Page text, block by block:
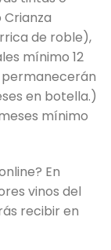
Crianza
de roble),
mínimo 12
permanecerán
en botella.)
mínimo
En
vinos del
recibir en